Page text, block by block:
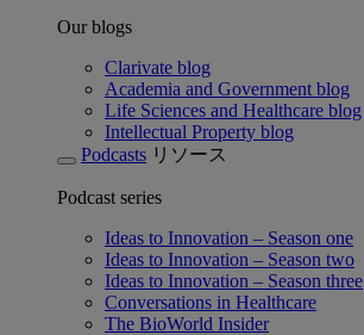
Our blogs
Clarivate blog
Academia and Government blog
Life Sciences and Healthcare blog
Intellectual Property blog
Podcasts リソース
Podcast series
Ideas to Innovation – Season one
Ideas to Innovation – Season two
Ideas to Innovation – Season three
Conversations in Healthcare
The BioWorld Insider